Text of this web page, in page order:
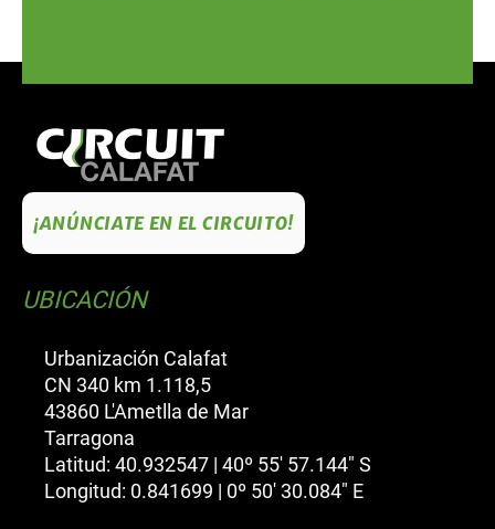
¡ANÚNCIATE EN EL CIRCUITO!
UBICACIÓN
Urbanización Calafat
CN 340 km 1.118,5
43860 L'Ametlla de Mar
Tarragona
Latitud: 40.932547 | 40º 55' 57.144" S
Longitud: 0.841699 | 0º 50' 30.084" E